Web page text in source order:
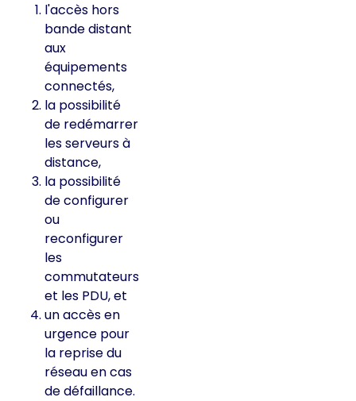
l'accès hors
bande distant
aux
équipements
connectés,
la possibilité
de redémarrer
les serveurs à
distance,
la possibilité
de configurer
ou
reconfigurer
les
commutateurs
et les PDU, et
un accès en
urgence pour
la reprise du
réseau en cas
de défaillance.